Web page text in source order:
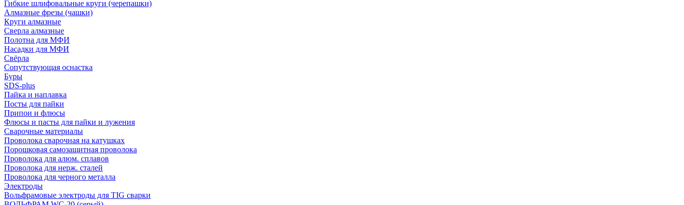
Гибкие шлифовальные круги (черепашки)
Алмазные фрезы (чашки)
Круги алмазные
Сверла алмазные
Полотна для МФИ
Насадки для МФИ
Свёрла
Сопутствующая оснастка
Буры
SDS-plus
Пайка и наплавка
Посты для пайки
Припои и флюсы
Флюсы и пасты для пайки и лужения
Сварочные материалы
Проволока сварочная на катушках
Порошковая самозащитная проволока
Проволока для алюм. сплавов
Проволока для нерж. сталей
Проволока для черного металла
Электроды
Вольфрамовые электроды для TIG сварки